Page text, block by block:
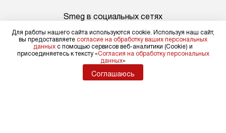
Smeg в социальных сетях
Для физических лиц
shop@sm-rus.ru
Для юридических лиц
Для работы нашего сайта используются cookie. Используя наш сайт,
вы предоставляете согласие на обработку ваших персональных
данных с помощью сервисов веб-аналитики (Cookie) и
присоединяетесь к тексту «Согласия на обработку персональных
данных»
Соглашаюсь